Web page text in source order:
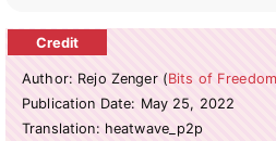
Author: Rejo Zenger (Bits of
Publication Date: May 25, 2022
Translation: heatwave_p2p